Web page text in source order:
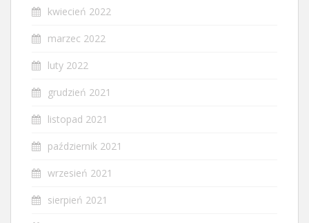
kwiecień 2022
marzec 2022
luty 2022
grudzień 2021
listopad 2021
październik 2021
wrzesień 2021
sierpień 2021